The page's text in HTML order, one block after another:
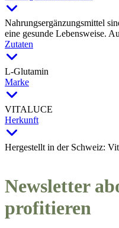
Nahrungsergänzungsmittel
eine gesunde Lebensweise.
Zutaten
L-Glutamin
Marke
VITALUCE
Herkunft
Hergestellt in der Schweiz:
Newsletter
profitieren